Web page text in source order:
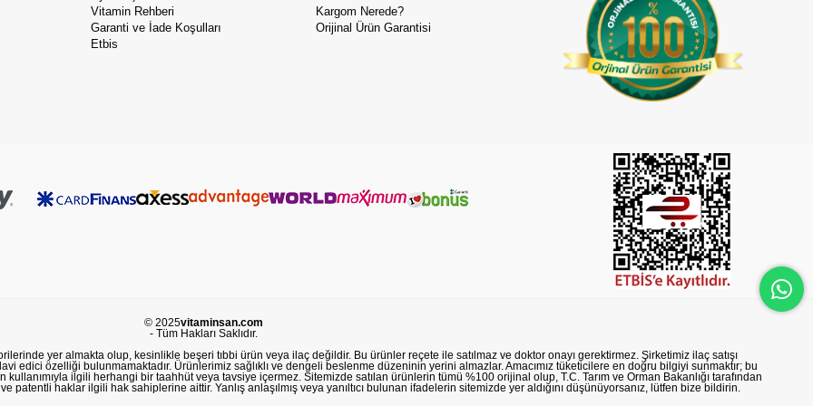
Vitamin Rehberi
Garanti ve İade Koşulları
Etbis
Kargom Nerede?
Orijinal Ürün Garantisi
© 2025vitaminsan.com
- Tüm Hakları Saklıdır.
yer almakta olup, kesinlikle beşeri tıbbi ürün veya ilaç değildir. Bu ürünler reçete ile satılmaz ve doktor onayı gerektirmez. Şirketimiz ilaç satışı
edici özelliği bulunmamaktadır. Ürünlerimiz sağlıklı ve dengeli beslenme düzeninin yerini almazlar. Amacımız tüketicilere en doğru bilgiyi sunmaktır; bu
ilgili herhangi bir taahhüt veya tavsiye içermez. Sitemizde satılan ürünlerin tümü %100 orijinal olup, T.C. Tarım ve Orman Bakanlığı tarafından
patentli haklar ilgili hak sahiplerine aittir. Yanlış anlaşılmış veya yanıltıcı bulunan ifadelerin sitemizde yer aldığını düşünüyorsanız, lütfen bize bildirin.